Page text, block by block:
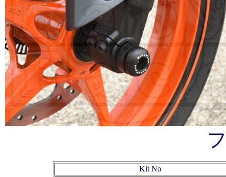
Kit No